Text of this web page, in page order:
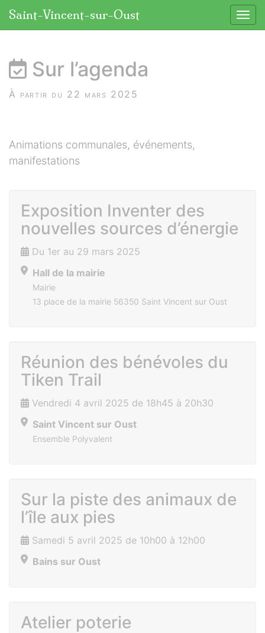
Saint-Vincent-sur-Oust
Sur l’agenda
À partir du 22 mars 2025
Animations communales, événements,
manifestations
Exposition Inventer des
nouvelles sources d’énergie
Du 1er au 29 mars 2025
Hall de la mairie
Mairie
13 place de la mairie 56350 Saint Vincent sur Oust
Réunion des bénévoles du
Tiken Trail
Vendredi 4 avril 2025 de 18h45 à 20h30
Saint Vincent sur Oust
Ensemble Polyvalent
Sur la piste des animaux de
l’île aux pies
Samedi 5 avril 2025 de 10h00 à 12h00
Bains sur Oust
Atelier poterie
Panneau de gestion des cookies